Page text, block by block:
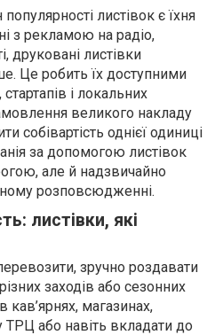
листівок є їхня
з рекламою на радіо,
друковані листівки
Це робить їх доступними
і локальних
великого накладу
собівартість однієї одиниці
за допомогою листівок
але й надзвичайно
розповсюдженні.
листівки, які
зручно роздавати
заходів або сезонних
кав’ярнях, магазинах,
ТРЦ або навіть вкладати до